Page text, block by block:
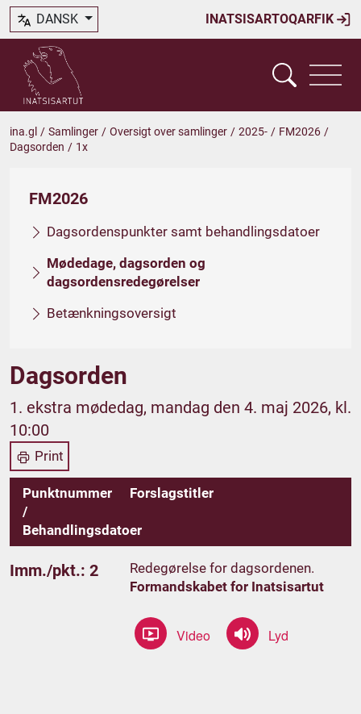
INATSISARTOQARFIK
DANSK
ina.gl / Samlinger / Oversigt over samlinger / 2025- / FM2026 /
Dagsorden / 1x
FM2026
Dagsordenspunkter samt behandlingsdatoer
Mødedage, dagsorden og
dagsordensredegørelser
Betænkningsoversigt
Dagsorden
1. ekstra mødedag, mandag den 4. maj 2026, kl.
10:00
Print
Punktnummer
/
Behandlingsdatoer
Forslagstitler
Imm./pkt.: 2
Redegørelse for dagsordenen.
Formandskabet for Inatsisartut